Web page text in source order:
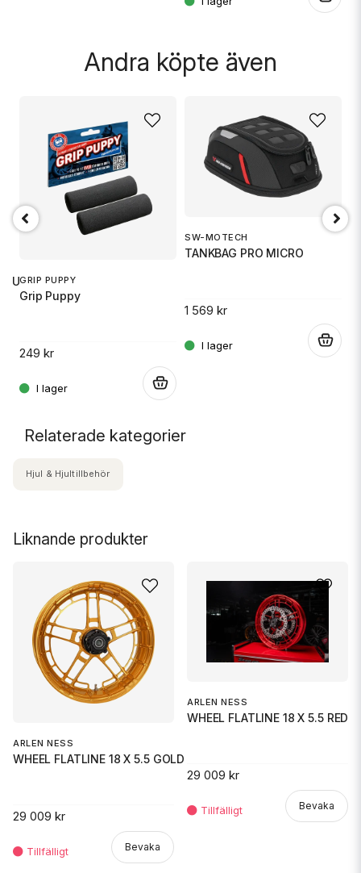
Skicka fråga
Andra köpte även
RUGRIP PUPPY
Grip Puppy
249 kr
SW-MOTECH
TANKBAG PRO MICRO
1 569 kr
Liknande produkter
ARLEN NESS
WHEEL FLATLINE 18 X 5.5 GOLD
29 009 kr
Bevaka
ARLEN NESS
WHEEL FLATLINE 18 X 5.5 RED
29 009 kr
Bevaka
Relaterade kategorier
Hjul & Hjultillbehör